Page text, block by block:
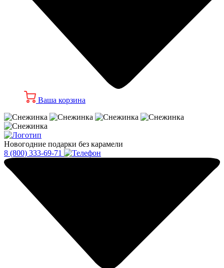
Ваша корзина
Новогодние подарки без карамели
8 (800) 333-69-71